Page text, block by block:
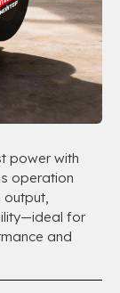
power with
operation
output,
for
and